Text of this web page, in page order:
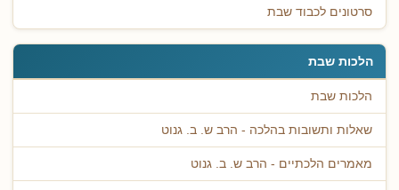
סרטונים לכבוד שבת
הלכות שבת
הלכות שבת
שאלות ותשובות בהלכה - הרב ש. ב. גנוט
מאמרים הלכתיים - הרב ש. ב. גנוט